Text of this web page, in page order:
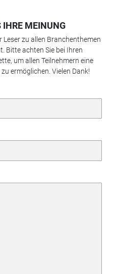
IHRE MEINUNG
zu allen Branchenthemen
Bitte achten Sie bei Ihren
um allen Teilnehmern eine
ermöglichen. Vielen Dank!